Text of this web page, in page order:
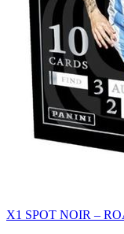
X1 SPOT NOIR –